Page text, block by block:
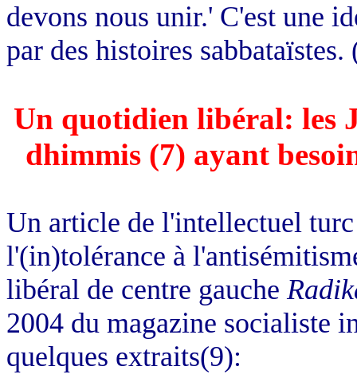
devons nous unir.' C'est une
par des histoires
Un quotidien libéral: les
dhimmis (7) ayant
Un article de l'intellectuel
l'(in)tolérance à
libéral de centre gauche
2004 du magazine socialiste
quelques extraits(9):